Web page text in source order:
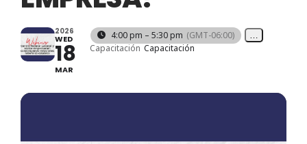
2026
WED
18
MAR
4:00 pm – 5:30 pm (GMT-06:00) …
Capacitación Capacitación